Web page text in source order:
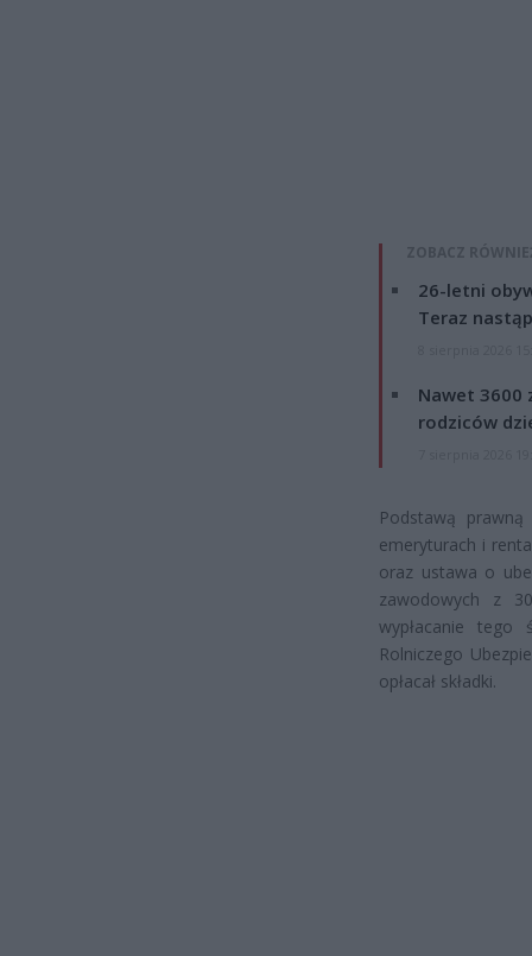
ZOBACZ
26-letni
Teraz
Nawet 3600
rodziców
Podstawą
emeryturach i
oraz ustawa o
zawodowych z
wypłacanie tego
Rolniczego
opłacał składki.